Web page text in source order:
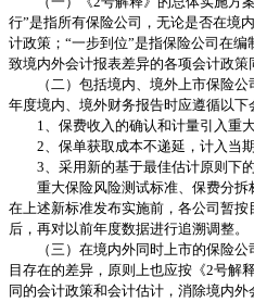
行”是指所有保险公司，无论是否在境
计政策；“一步到位”是指保险公司在
致境内外会计报表差异的各项会计政策
（二）包括境内、境外上市保险公
年度境内、境外财务报告时应遵循以下
1、保费收入的确认和计量引入重大
2、保单获取成本不递延，计入当期
3、采用新的基于最佳估计原则下的
重大保险风险测试标准、保费分拆
在上述新标准发布实施前，各公司暂
后，再对以前年度数据进行追溯调整。
（三）在境内外同时上市的保险公
目存在的差异，原则上也应按《2号解
同的会计政策和会计估计，消除境内外